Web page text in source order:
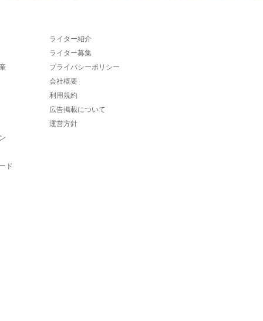
ド
ライター紹介
ライター募集
プライバシーポリシー
会社概要
利用規約
広告掲載について
運営方針